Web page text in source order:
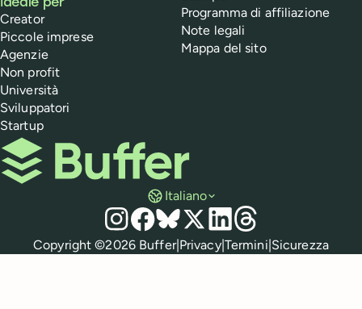
Ideale per
Creator
Piccole imprese
Agenzie
Non profit
Università
Sviluppatori
Startup
Programma di affiliazione
Note legali
Mappa del sito
Buffer
Italiano
Social media
Instagram
Facebook
Bluesky
X LinkedIn
Threads
Normative
Copyright ©2026Buffer| Privacy| Termini Sicurezza